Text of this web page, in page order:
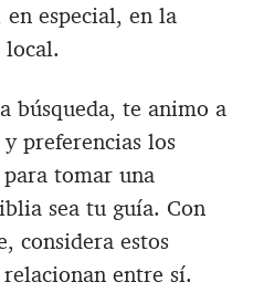
en especial, en la
local.
búsqueda, te animo a
preferencias los
para tomar una
sea tu guía. Con
considera estos
entre sí.